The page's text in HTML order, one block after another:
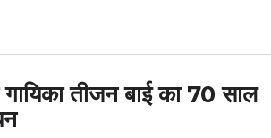
तीजन बाई का 70 साल